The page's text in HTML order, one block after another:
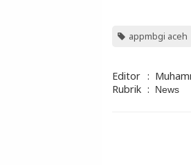
appmbgi aceh
Editor :
Rubrik : News